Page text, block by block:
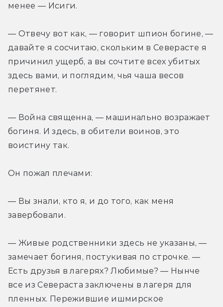
менее — Исиги.
— Отвечу вот как, — говорит шпион богине, —
давайте я сосчитаю, скольким в Северасте я
причинил ущерб, а вы сочтите всех убитых
здесь вами, и поглядим, чья чаша весов
перетянет.
— Война священна, — машинально возражает
богиня. И здесь, в обители воинов, это
воистину так.
Он пожал плечами:
— Вы знали, кто я, и до того, как меня
завербовали.
— Живые родственники здесь не указаны, —
замечает богиня, постукивая по строчке. —
Есть друзья в лагерях? Любимые? — Нынче
все из Севераста заключены в лагеря для
пленных. Пережившие ишмирское